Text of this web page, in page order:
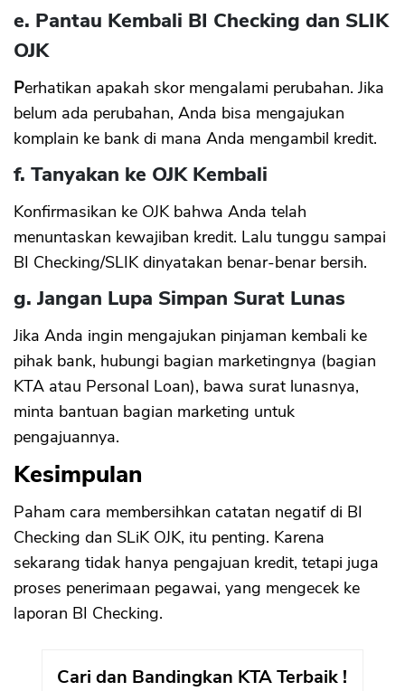
e. Pantau Kembali BI Checking dan SLIK
OJK
Perhatikan apakah skor mengalami perubahan. Jika
belum ada perubahan, Anda bisa mengajukan
komplain ke bank di mana Anda mengambil kredit.
f. Tanyakan ke OJK Kembali
Konfirmasikan ke OJK bahwa Anda telah
menuntaskan kewajiban kredit. Lalu tunggu sampai
BI Checking/SLIK dinyatakan benar-benar bersih.
g. Jangan Lupa Simpan Surat Lunas
Jika Anda ingin mengajukan pinjaman kembali ke
pihak bank, hubungi bagian marketingnya (bagian
KTA atau Personal Loan), bawa surat lunasnya,
minta bantuan bagian marketing untuk
pengajuannya.
Kesimpulan
Paham cara membersihkan catatan negatif di BI
Checking dan SLiK OJK, itu penting. Karena
sekarang tidak hanya pengajuan kredit, tetapi juga
proses penerimaan pegawai, yang mengecek ke
laporan BI Checking.
Cari dan Bandingkan KTA Terbaik !